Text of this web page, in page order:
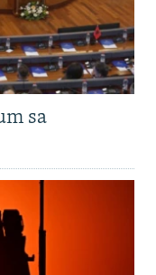
sa